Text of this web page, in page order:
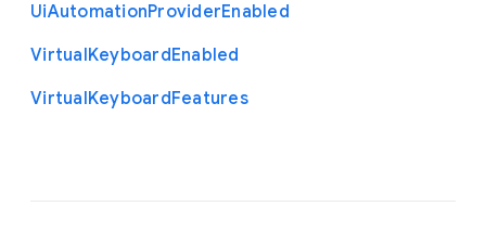
UiAutomationProviderEnabled
VirtualKeyboardEnabled
VirtualKeyboardFeatures